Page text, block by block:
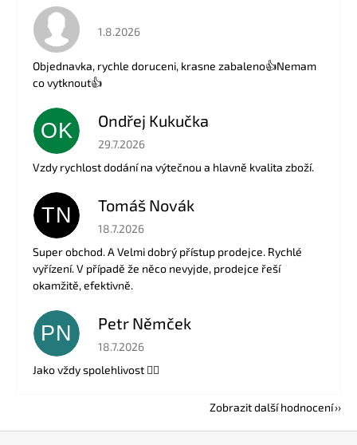
Hodnocení obchodu je 5 z 5 hvězdiček.
1.8.2026
Objednavka, rychle doruceni, krasne zabaleno👍Nemam
co vytknout👍
OK Ondřej Kukučka
Hodnocení obchodu je 5 z 5 hvězdiček.
29.7.2026
Vzdy rychlost dodání na výtečnou a hlavně kvalita zboží.
TN Tomáš Novák
Hodnocení obchodu je 5 z 5 hvězdiček.
18.7.2026
Super obchod. A Velmi dobrý přístup prodejce. Rychlé
vyřízení. V případě že něco nevyjde, prodejce řeší
okamžitě, efektivně.
PN Petr Němček
Hodnocení obchodu je 5 z 5 hvězdiček.
18.7.2026
Jako vždy spolehlivost 👍🏻
Zobrazit další hodnocení